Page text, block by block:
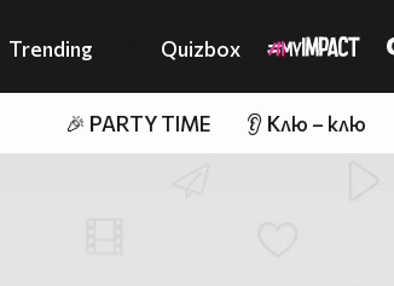
Trending Quizbox
🎉 PARTY TIME 👂 Клю – клю